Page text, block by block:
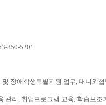
850-5201
장애학생특별지원 업무, 대니외
관리, 취업프로그램 교육, 학습보